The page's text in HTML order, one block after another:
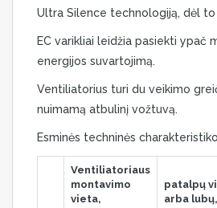
Ultra Silence technologiją, dėl
EC varikliai leidžia pasiekti ypač
energijos suvartojimą.
Ventiliatorius turi du veikimo
nuimamą atbulinį vožtuvą.
Esminės techninės
Ventiliatoriaus
montavimo
vieta,
patalpų
arba